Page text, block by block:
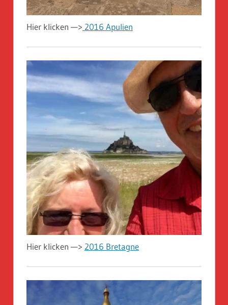
Hier klicken —> 2016 Apulien
Hier klicken —> 2016 Bretagne